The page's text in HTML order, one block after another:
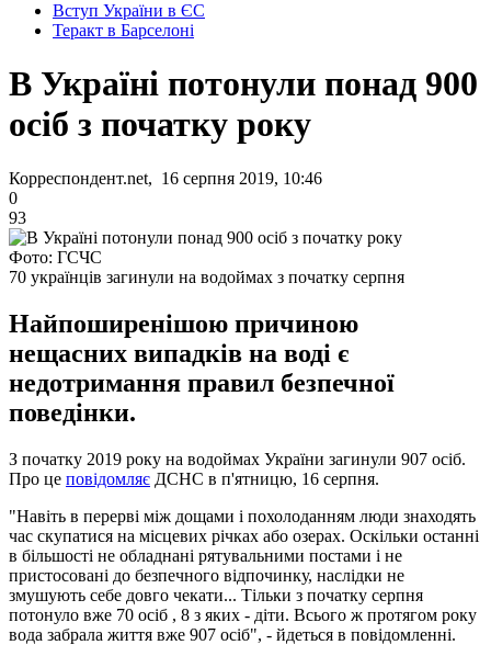
Вступ України в ЄС
Теракт в Барселоні
В Україні потонули понад 900
осіб з початку року
Корреспондент.net, 16 серпня 2019, 10:46
0
93
Фото: ГСЧС
70 українців загинули на водоймах з початку серпня
Найпоширенішою причиною
нещасних випадків на воді є
недотримання правил безпечної
поведінки.
З початку 2019 року на водоймах України загинули 907 осіб.
Про це повідомляє ДСНС в п'ятницю, 16 серпня.
"Навіть в перерві між дощами і похолоданням люди знаходять
час скупатися на місцевих річках або озерах. Оскільки останні
в більшості не обладнані рятувальними постами і не
пристосовані до безпечного відпочинку, наслідки не
змушують себе довго чекати... Тільки з початку серпня
потонуло вже 70 осіб , 8 з яких - діти. Всього ж протягом року
вода забрала життя вже 907 осіб", - йдеться в повідомленні.